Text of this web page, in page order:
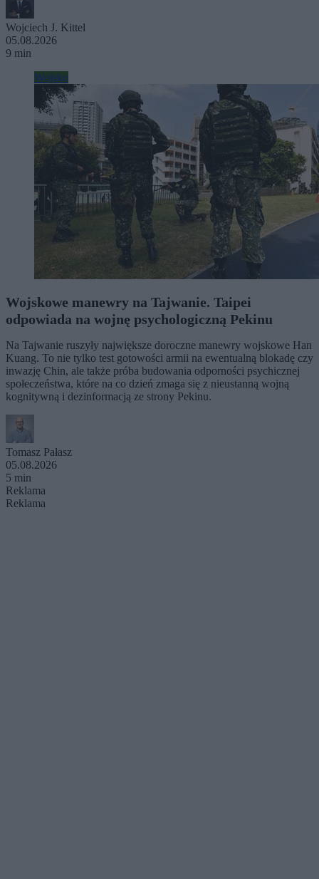
Wojciech J. Kittel
05.08.2026
9 min
Wojsko
Wojskowe manewry na Tajwanie. Taipei
odpowiada na wojnę psychologiczną Pekinu
Na Tajwanie ruszyły największe doroczne manewry wojskowe Han
Kuang. To nie tylko test gotowości armii na ewentualną blokadę czy
inwazję Chin, ale także próba budowania odporności psychicznej
społeczeństwa, które na co dzień zmaga się z nieustanną wojną
kognitywną i dezinformacją ze strony Pekinu.
Tomasz Pałasz
05.08.2026
5 min
Reklama
Reklama